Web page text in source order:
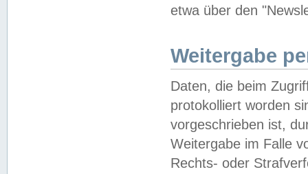
etwa über den
Weitergabe
Daten, die beim
protokolliert worden
vorgeschrieben ist,
Weitergabe im Falle
Rechts- oder